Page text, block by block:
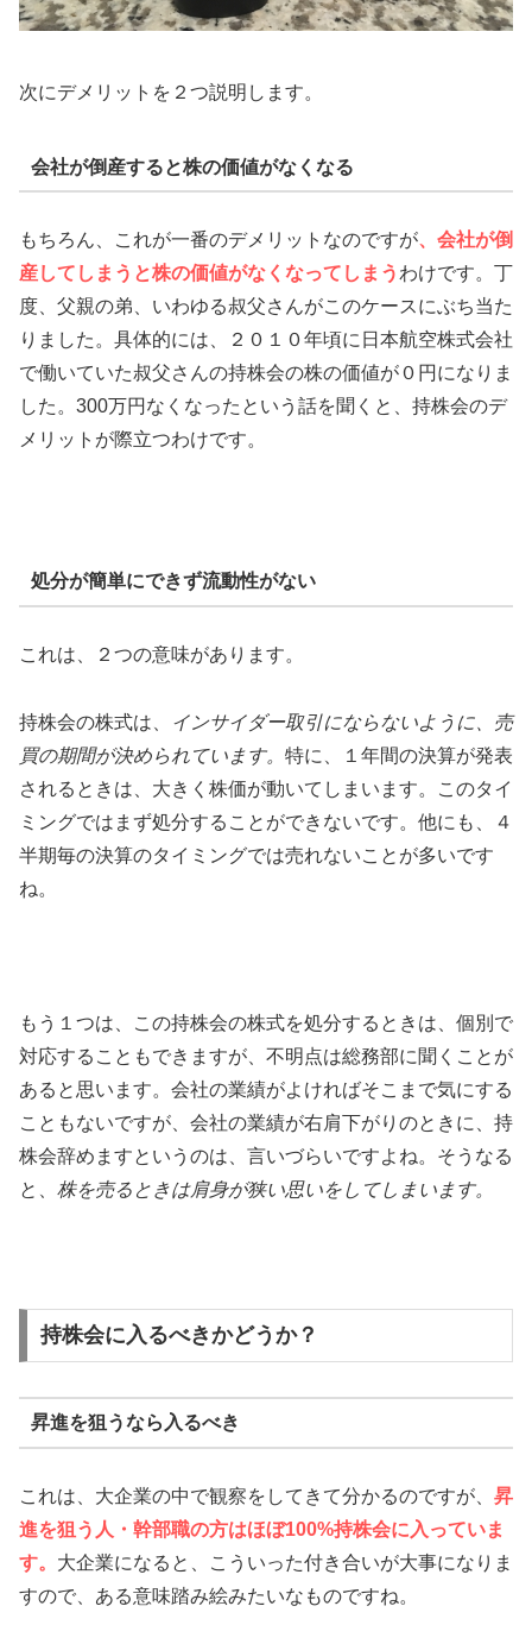
次にデメリットを２つ説明します。
会社が倒産すると株の価値がなくなる
もちろん、これが一番のデメリットなのですが、会社が倒
産してしまうと株の価値がなくなってしまう わけです。丁
度、父親の弟、いわゆる叔父さんがこのケースにぶち当た
りました。具体的には、２０１０年頃に日本航空株式会社
で働いていた叔父さんの持株会の株の価値が０円になりま
した。300万円なくなったという話を聞くと、持株会のデ
メリットが際立つわけです。
処分が簡単にできず流動性がない
これは、２つの意味があります。
持株会の株式は、
インサイダー取引にならないように、売
買の期間が決められています。 特に、１年間の決算が発表
されるときは、大きく株価が動いてしまいます。このタイ
ミングではまず処分することができないです。他にも、４
半期毎の決算のタイミングでは売れないことが多いです
ね。
もう１つは、この持株会の株式を処分するときは、個別で
対応することもできますが、不明点は総務部に聞くことが
あると思います。会社の業績がよければそこまで気にする
こともないですが、会社の業績が右肩下がりのときに、持
株会辞めますというのは、言いづらいですよね。そうなる
と、 株を売るときは肩身が狭い思いをしてしまいます。
持株会に入るべきかどうか？
昇進を狙うなら入るべき
これは、大企業の中で観察をしてきて分かるのですが、 昇
進を狙う人・幹部職の方はほぼ100%持株会に入っていま
す。 大企業になると、こういった付き合いが大事になりま
すので、ある意味踏み絵みたいなものですね。